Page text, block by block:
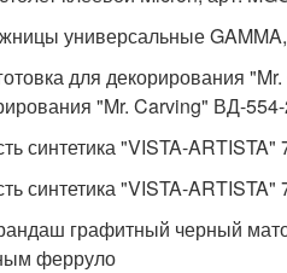
универсальные
для декорирования
"Mr. Carving" ВД-
синтетика "VISTA-
синтетика "VISTA-
графитный черный
ферруло